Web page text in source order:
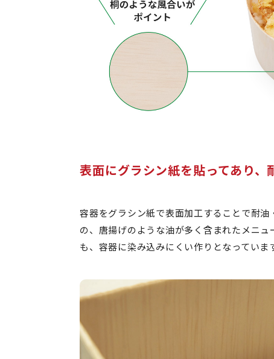
表面にグラシン紙を貼ってあり、
容器をグラシン紙で表面加工することで耐
の、唐揚げのような油が多く含まれたメニ
も、容器に染み込みにくい作りとなっていま